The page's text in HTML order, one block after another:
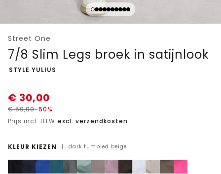
Street One
7/8 Slim Legs broek in satijnlook
-
STYLE YULIUS
€ 30,00
€59,99-50%
Prijs incl. BTW excl. verzendkosten
KLEUR KIEZEN | dark tumbled beige